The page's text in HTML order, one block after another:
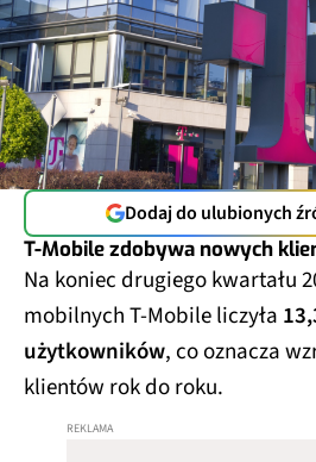
Dodaj do ulubionych
T-Mobile zdobywa nowych
Na koniec drugiego kwartału
mobilnych T-Mobile liczyła
użytkowników, co oznacza
klientów rok do roku.